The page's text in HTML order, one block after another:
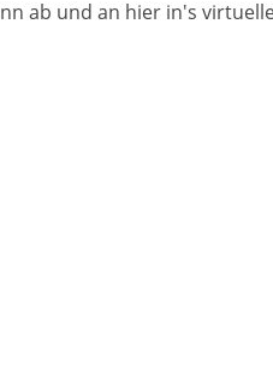
ab und an hier in's